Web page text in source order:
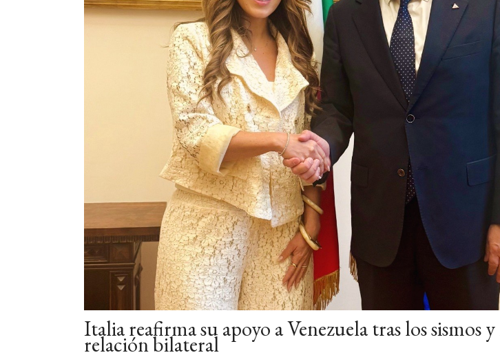
Italia reafirma su apoyo a Venezuela tras los sismos
relación bilateral